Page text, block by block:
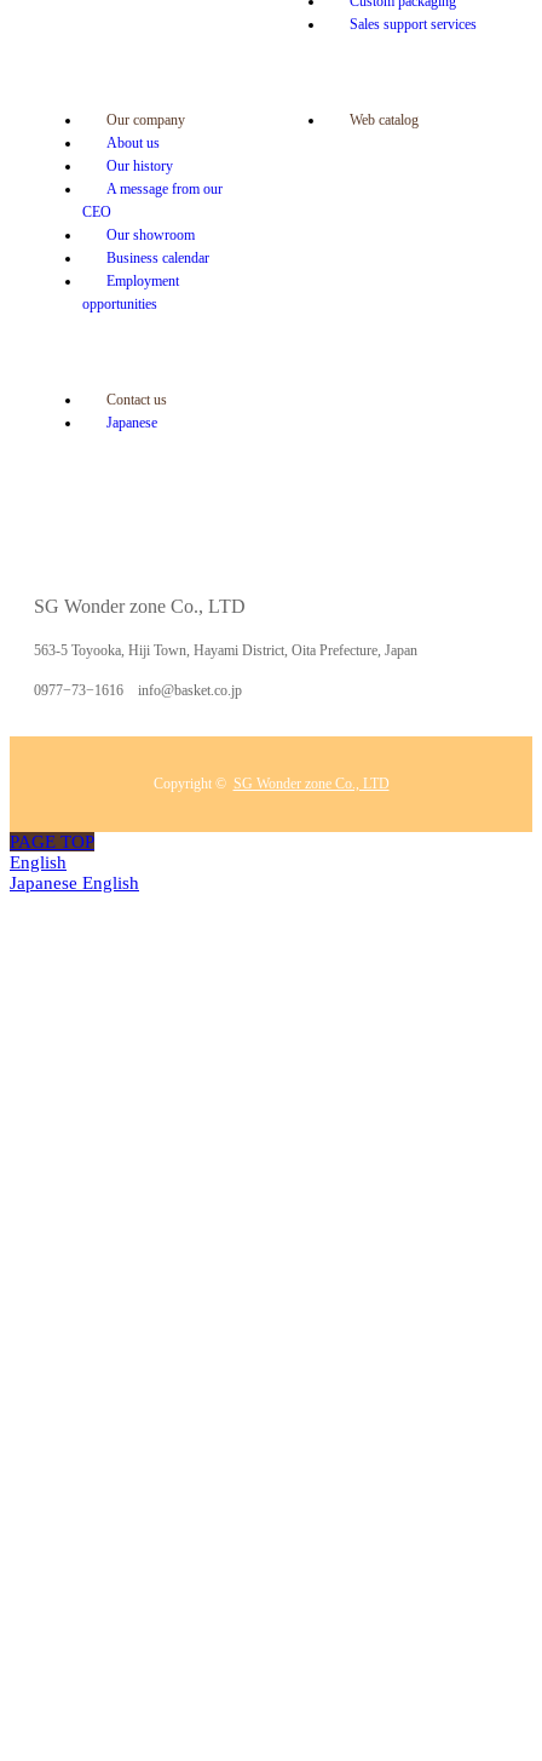
Sales support services
Our company
About us
Our history
A message from our
CEO
Our showroom
Business calendar
Employment
opportunities
Web catalog
Contact us
Japanese
SG Wonder zone Co., LTD
563-5 Toyooka, Hiji Town, Hayami District, Oita Prefecture, Japan
0977−73−1616 info@basket.co.jp
Copyright © SG Wonder zone Co., LTD
PAGE TOP
English
Japanese English